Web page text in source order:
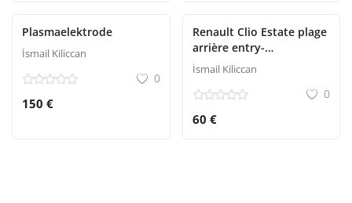
Plasmaelektrode
İsmail Kiliccan
0
150 €
Renault Clio Estate plage
arrière entry-
heckkofferraum
İsmail Kiliccan
0
60 €